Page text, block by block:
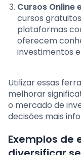
Cursos Online
cursos
plataformas
oferecem
investimentos
Utilizar essas
melhorar
o mercado de
decisões mais
Exemplos de